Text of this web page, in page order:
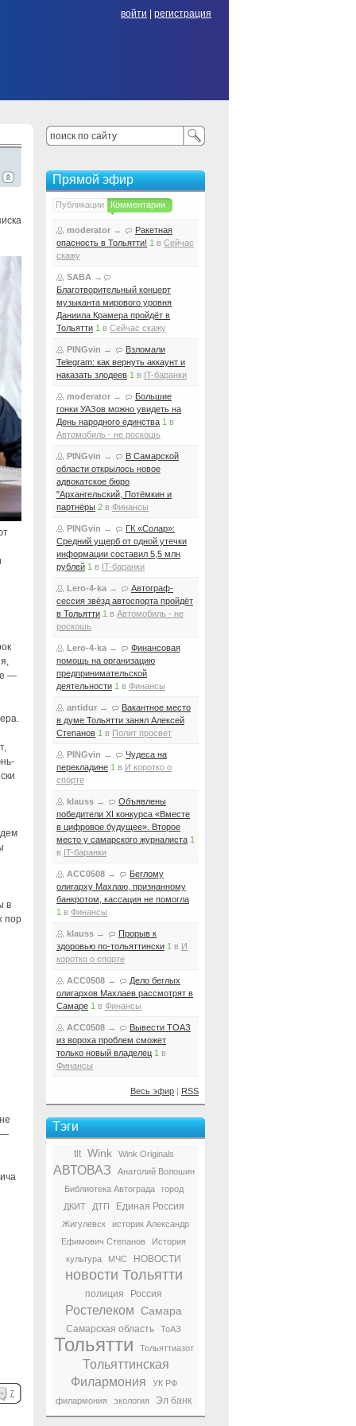
войти регистрация
—
в
пор
—
7
Прямой эфир
Публикации Комментарии
moderator →
Ракетная
опасность в Тольятти! 1 в Сейчас
скажу
SABA →
Благотворительный концерт
музыканта мирового уровня
Даниила Крамера пройдёт в
Тольятти 1 в Сейчас скажу
PINGvin →
Взломали
Telegram: как вернуть аккаунт и
наказать злодеев 1 в IT-баранки
moderator →
Большие
гонки УАЗов можно увидеть на
День народного единства 1 в
Автомобиль - не роскошь
PINGvin →
В Самарской
области открылось новое
адвокатское бюро
"Архангельский, Потёмкин и
партнёры 2 в Финансы
PINGvin →
ГК «Солар»:
Средний ущерб от одной утечки
информации составил 5,5 млн
рублей 1 в IT-баранки
Lero-4-ka →
Автограф-
сессия звёзд автоспорта пройдёт
в Тольятти 1 в Автомобиль - не
роскошь
Lero-4-ka →
Финансовая
помощь на организацию
предпринимательской
деятельности 1 в Финансы
antidur →
Вакантное место
в думе Тольятти занял Алексей
Степанов 1 в Полит просвет
PINGvin →
Чудеса на
перекладине 1 в И коротко о
спорте
klauss →
Объявлены
победители XI конкурса «Вместе
в цифровое будущее». Второе
место у самарского журналиста 1
в IT-баранки
ACC0508 →
Беглому
олигарху Махлаю, признанному
банкротом, кассация не помогла
1 в Финансы
klauss →
Прорыв к
здоровью по-тольяттински 1 в И
коротко о спорте
ACC0508 →
Дело беглых
олигархов Махлаев рассмотрят в
Самаре 1 в Финансы
ACC0508 →
Вывести ТОАЗ
из вороха проблем сможет
только новый владелец 1 в
Финансы
Весь эфир | RSS
Тэги
tlt Wink Wink Originals
АВТОВАЗ
Анатолий Волошин
Библиотека Автограда
город
ДКИТ
ДТП Единая Россия
Жигулевск
историк Александр
Ефимович Степанов
История
культура
МЧС НОВОСТИ
новости Тольятти
полиция Россия
Ростелеком Самара
Самарская область ТоАЗ
Тольятти Тольяттиазот
Тольяттинская
Филармония
УК РФ
филармония
экология Эл банк